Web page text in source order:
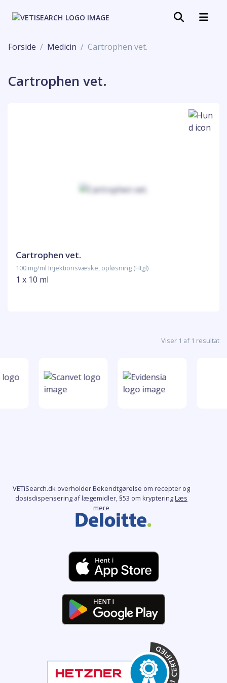
Forside Medicin Cartrophen vet.
Cartrophen vet.
Cartrophen vet.
100 mg/ml Injektionsvæske, opløsning (Htgl)
1 x 10 ml
Viser 1 af 1 resultat
VETiSearch.dk overholder Bekendtgørelse om recepter og
dosisdispensering af lægemidler, §53 om krypteringLæs
mere